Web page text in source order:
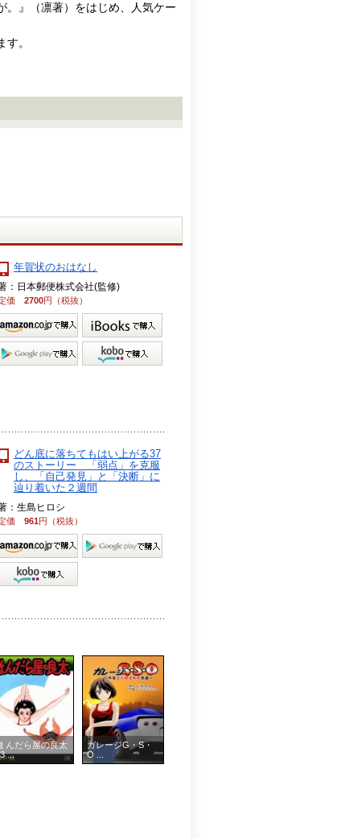
。』（凛著）をはじめ、人気ケー
。
年賀状のおはなし
：日本郵便株式会社(監修)
価 2700円（税抜）
どん底に落ちてもはい上がる37
のストーリー 「弱点」を克服
し、「自己発見」と「決断」に
辿り着いた２週間
：生島ヒロシ
価 961円（税抜）
んだら屋の良太
...
ガレージG・S・
O ...